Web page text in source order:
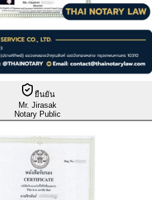
ยืนยัน
Mr. Jirasak
Notary Public